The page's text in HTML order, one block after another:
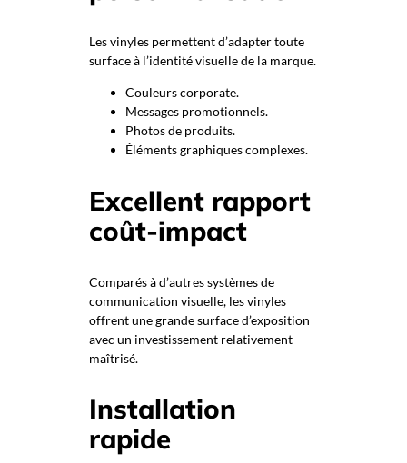
Les vinyles permettent d’adapter toute
surface à l’identité visuelle de la marque.
Couleurs corporate.
Messages promotionnels.
Photos de produits.
Éléments graphiques complexes.
Excellent rapport
coût-impact
Comparés à d’autres systèmes de
communication visuelle, les vinyles
offrent une grande surface d’exposition
avec un investissement relativement
maîtrisé.
Installation
rapide